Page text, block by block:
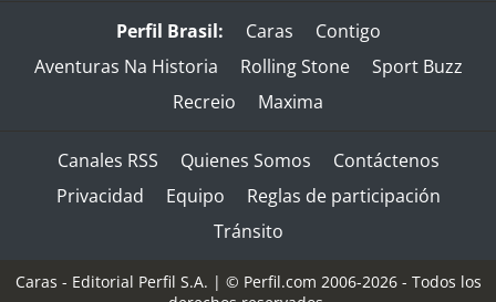
Perfil Brasil: Caras
Contigo
Aventuras Na Historia
Rolling Stone
Sport Buzz
Recreio
Maxima
Canales RSS Quienes Somos
Contáctenos
Privacidad
Equipo
Reglas de participación
Tránsito
Caras - Editorial Perfil S.A. | © Perfil.com 2006-2026 - Todos los